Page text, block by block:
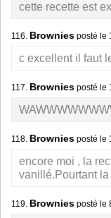
cette recette est
116. Brownies posté le
c excellent il faut
117. Brownies posté le
118. Brownies posté le
encore moi , la
vanillé.Pourtant
119. Brownies posté le